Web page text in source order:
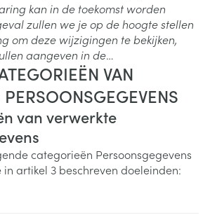
kan in de toekomst worden
zullen we je op de hoogte stellen
om deze wijzigingen te bekijken,
aangeven in de
VAN
PERSOONSGEGEVENS
van verwerkte
categorieën Persoonsgegevens
artikel 3 beschreven doeleinden: